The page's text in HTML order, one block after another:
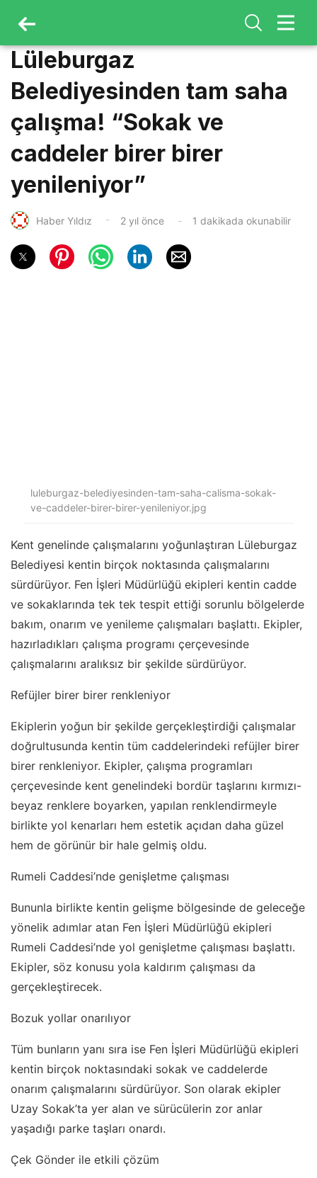
Lüleburgaz
Belediyesinden tam saha
çalışma! “Sokak ve
caddeler birer birer
yenileniyor”
Haber Yıldız 2 yıl önce 1 dakikada okunabilir
luleburgaz-belediyesinden-tam-saha-calisma-sokak-
ve-caddeler-birer-birer-yenileniyor.jpg
Kent genelinde çalışmalarını yoğunlaştıran Lüleburgaz
Belediyesi kentin birçok noktasında çalışmalarını
sürdürüyor. Fen İşleri Müdürlüğü ekipleri kentin cadde
ve sokaklarında tek tek tespit ettiği sorunlu bölgelerde
bakım, onarım ve yenileme çalışmaları başlattı. Ekipler,
hazırladıkları çalışma programı çerçevesinde
çalışmalarını aralıksız bir şekilde sürdürüyor.
Refüjler birer birer renkleniyor
Ekiplerin yoğun bir şekilde gerçekleştirdiği çalışmalar
doğrultusunda kentin tüm caddelerindeki refüjler birer
birer renkleniyor. Ekipler, çalışma programları
çerçevesinde kent genelindeki bordür taşlarını kırmızı-
beyaz renklere boyarken, yapılan renklendirmeyle
birlikte yol kenarları hem estetik açıdan daha güzel
hem de görünür bir hale gelmiş oldu.
Rumeli Caddesi’nde genişletme çalışması
Bununla birlikte kentin gelişme bölgesinde de geleceğe
yönelik adımlar atan Fen İşleri Müdürlüğü ekipleri
Rumeli Caddesi’nde yol genişletme çalışması başlattı.
Ekipler, söz konusu yola kaldırım çalışması da
gerçekleştirecek.
Bozuk yollar onarılıyor
Tüm bunların yanı sıra ise Fen İşleri Müdürlüğü ekipleri
kentin birçok noktasındaki sokak ve caddelerde
onarım çalışmalarını sürdürüyor. Son olarak ekipler
Uzay Sokak’ta yer alan ve sürücülerin zor anlar
yaşadığı parke taşları onardı.
Çek Gönder ile etkili çözüm